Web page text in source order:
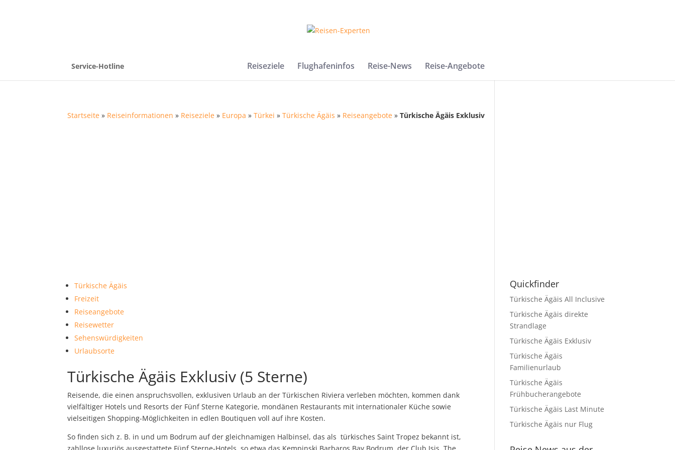
Service-Hotline Reiseziele Flughafeninfos Reise-News Reise-Angebote
Startseite » Reiseinformationen » Reiseziele » Europa »Türkei »Türkische Ägäis » Reiseangebote »Türkische Ägäis Exklusiv
Türkische Ägäis
Freizeit
Reiseangebote
Reisewetter
Sehenswürdigkeiten
Urlaubsorte
Türkische Ägäis Exklusiv (5 Sterne)
Reisende, die einen anspruchsvollen, exklusiven Urlaub an der Türkischen Riviera verleben möchten, kommen dank
vielfältiger Hotels und Resorts der Fünf Sterne Kategorie, mondänen Restaurants mit internationaler Küche sowie
vielseitigen Shopping-Möglichkeiten in edlen Boutiquen voll auf ihre Kosten.
So finden sich z. B. in und um Bodrum auf der gleichnamigen Halbinsel, das als türkisches Saint Tropez bekannt ist,
Quickfinder
Türkische Ägäis All Inclusive
Türkische Ägäis direkte
Strandlage
Türkische Ägäis Exklusiv
Türkische Ägäis
Familienurlaub
Türkische Ägäis
Frühbucherangebote
Türkische Ägäis Last Minute
Türkische Ägäis nur Flug